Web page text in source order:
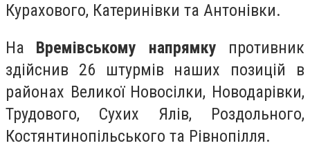
Курахового, Катеринівки та Антонівки.
На Времівському напрямку противник
здійснив 26 штурмів наших позицій в
районах Великої Новосілки, Новодарівки,
Трудового, Сухих Ялів, Роздольного,
Костянтинопільського та Рівнопілля.